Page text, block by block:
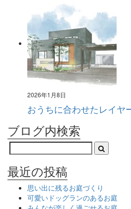
2026年1月8日
おうちに合わせたレイヤ
ブログ内検索
最近の投稿
思い出に残るお庭づくり
可愛いドッグランのあるお庭